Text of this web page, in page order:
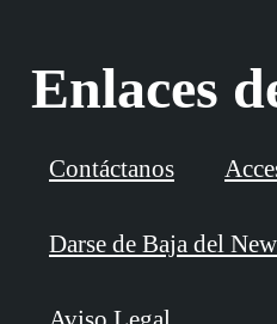
Enlaces
Contáctanos
Darse de Baja del